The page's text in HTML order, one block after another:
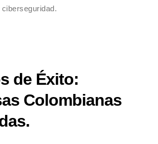
de Éxito:
Colombianas